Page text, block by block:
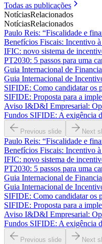
Todas as publicações
NotíciasRelacionados
NotíciasRelacionados
Paulo Reis: “Fiscalidade e
Benefícios Fiscais: Incentivo
IFIC: novo sistema de
PT2030: 5 passos para uma
Guia Internacional de
Guia Internacional de
SIFIDE: Como candidatar os
SIFIDE: Proposta para a
Aviso I&D&I Empresarial:
Fundos SIFIDE: A exigência
Previous slide Next
Paulo Reis: “Fiscalidade e
Benefícios Fiscais: Incentivo
IFIC: novo sistema de
PT2030: 5 passos para uma
Guia Internacional de
Guia Internacional de
SIFIDE: Como candidatar os
SIFIDE: Proposta para a
Aviso I&D&I Empresarial:
Fundos SIFIDE: A exigência
Previous slide Next